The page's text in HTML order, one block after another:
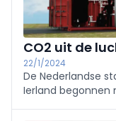
CO2 uit de
22/1/2024
De Nederlandse
Ierland